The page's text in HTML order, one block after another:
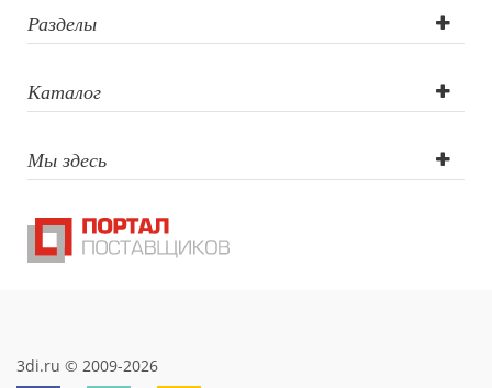
(CO2 лазер),
Гравировка
круговая (CO2
лазер), УФ DTF
печать,
Тампопечать,
Разделы
Каталог
Мы здесь
3di.ru © 2009-2026